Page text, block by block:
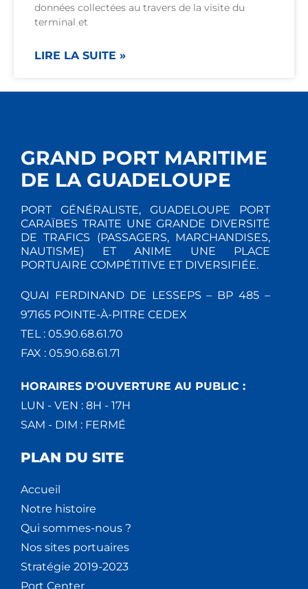
données collectées au travers de la visite du
terminal et
LIRE LA SUITE »
GRAND PORT MARITIME
DE LA GUADELOUPE
PORT GÉNÉRALISTE, GUADELOUPE PORT
CARAÏBES TRAITE UNE GRANDE DIVERSITÉ
DE TRAFICS (PASSAGERS, MARCHANDISES,
NAUTISME) ET ANIME UNE PLACE
PORTUAIRE COMPÉTITIVE ET DIVERSIFIÉE.
QUAI FERDINAND DE LESSEPS – BP 485 –
97165 POINTE-À-PITRE CEDEX
TEL : 05.90.68.61.70
FAX : 05.90.68.61.71
HORAIRES D'OUVERTURE AU PUBLIC :
LUN - VEN : 8H - 17H
SAM - DIM : FERMÉ
PLAN DU SITE
Accueil
Notre histoire
Qui sommes-nous ?
Nos sites portuaires
Stratégie 2019-2023
Port Center